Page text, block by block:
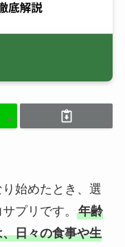
始めたとき、選
プリです。 年齢
日々の食事や生